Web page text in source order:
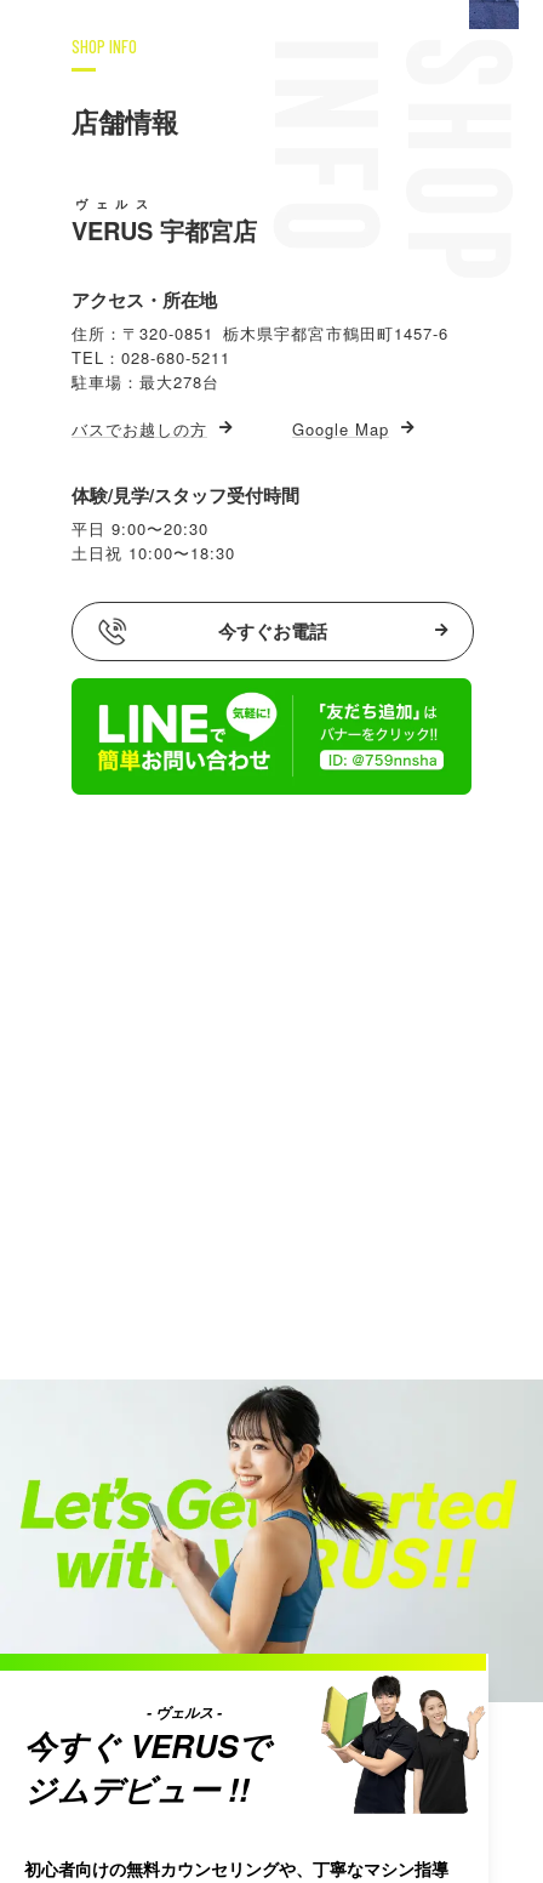
SHOP INFO
店舗情報
VERUS
ヴェルス
宇都宮店
アクセス・所在地
住所：〒320-0851 栃木県宇都宮市鶴田町1457-6
TEL：028-680-5211
駐車場：最大278台
バスでお越しの方 Google Map
体験/見学/スタッフ受付時間
平日 9:00〜20:30
土日祝 10:00〜18:30
今すぐお電話
今すぐ VERUS
- ヴェルス -
で
ジムデビュー !!
初心者向けの無料カウンセリングや、丁寧なマシン指導